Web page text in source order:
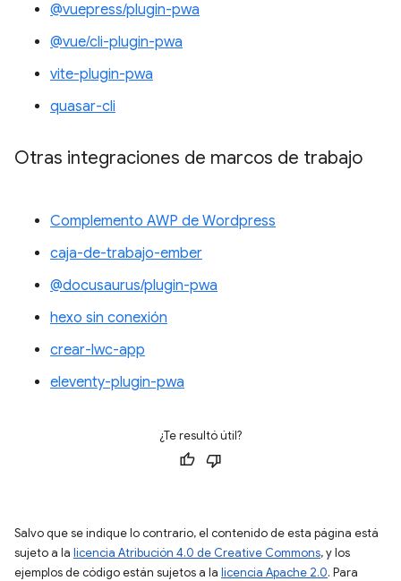
@vuepress/plugin-pwa
@vue/cli-plugin-pwa
vite-plugin-pwa
quasar-cli
Otras integraciones de marcos de trabajo
Complemento AWP de Wordpress
caja-de-trabajo-ember
@docusaurus/plugin-pwa
hexo sin conexión
crear-lwc-app
eleventy-plugin-pwa
¿Te resultó útil?
Salvo que se indique lo contrario, el contenido de esta página está
sujeto a la licencia Atribución 4.0 de Creative Commons, y los
ejemplos de código están sujetos a la licencia Apache 2.0. Para